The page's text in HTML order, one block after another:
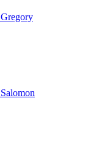
Gregory
Salomon